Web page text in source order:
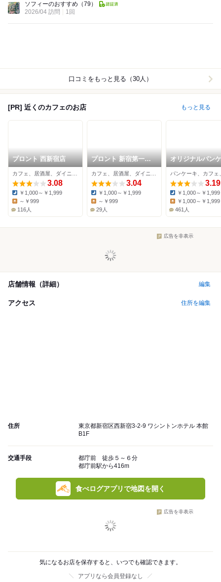
ソフィーのおすすめ （79）
2026/04 訪問
1回
口コミをもっと見る（30人）
[PR] 近くのカフェのお店 もっと見る
プロント 西新宿店
3.08
Dinner:
￥1,000～￥1,999
～￥999
116人
プロント 新宿第一生
命ビル店
3.04
Dinner:
￥1,000～￥1,999
Lunch:
～￥999
29人
オリジナルパン
ハウス 新宿店
3.19
Dinner:
￥1,000～￥1,999
￥1,000～￥1,999
461人
広告を非表示
店舗情報（詳細） 編集
アクセス 住所を編集
住所
東京都新宿区西新宿3-2-9 ワシントンホテル 本館
B1F
交通手段
都庁前 徒歩５～６分
都庁前駅から416m
食べログアプリで地図を開く
広告を非表示
気になるお店を保存すると、いつでも確認できます。
アプリなら会員登録なし